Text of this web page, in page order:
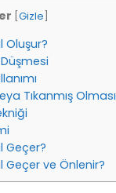
Gizle
Oluşur?
Tıkanmış Olması
Geçer?
Geçer ve Önlenir?